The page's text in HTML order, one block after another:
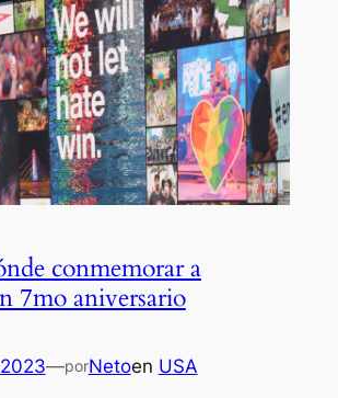
conmemorar a
7mo aniversario
—porNetoen USA